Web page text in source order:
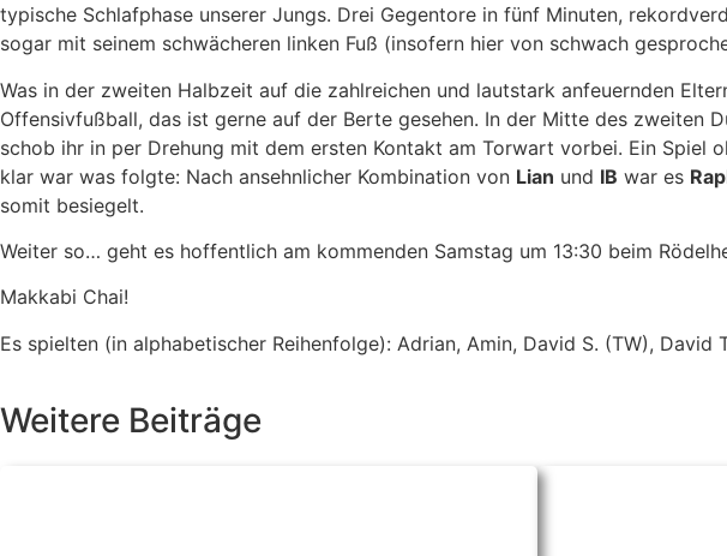
typische Schlafphase unserer Jungs. Drei Gegentore in fünf Minuten,
sogar mit seinem schwächeren linken Fuß (insofern hier von schwach
Was in der zweiten Halbzeit auf die zahlreichen und lautstark anfeuernden
Offensivfußball, das ist gerne auf der Berte gesehen. In der Mitte des zweiten
schob ihr in per Drehung mit dem ersten Kontakt am Torwart vorbei. Ein Spiel
klar war was folgte: Nach ansehnlicher Kombination von Lian und IB war es
somit besiegelt.
Weiter so… geht es hoffentlich am kommenden Samstag um 13:30 beim
Makkabi Chai!
Es spielten (in alphabetischer Reihenfolge): Adrian, Amin, David S. (TW), David
Weitere Beiträge